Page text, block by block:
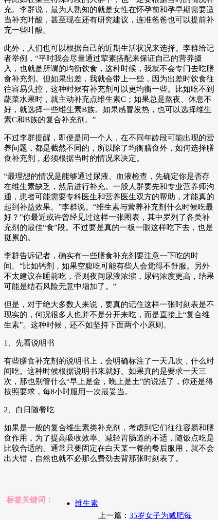
充。李群说，最为人熟知的就是女性在怀孕前和孕早期需要适
当补充叶酸，甚至现在还有研究建议，连准爸爸也可以提前补
充一些叶酸。
此外，人们也可以根据自己的近期生活状况来选择。李群给记
者举例，“平时我会尽量通过荤素搭配来保证自己的营养摄
入，也就是所谓的均衡饮食，这种时候，我就不会专门去吃膳
食补充剂。但如果出差，我就会带上一些，因为出差时饮食往
往容易失控，这种时候有补充剂可以更均衡一些。比如吃不到
蔬菜水果时，就主动补充点维生素C；如果总是熬夜、休息不
好，就选择一些维生素B族。如果感冒发热，也可以选择维生
素C和B族的复合补充剂。”
不过李群提醒，即便是同一个人，在不同年龄段可能出现的营
养问题，都是截然不同的，所以除了均衡膳食外，如何选择膳
食补充剂，必须根据当时的情况来决定。
“最理想的情况是能够通过尿液、血液检查，先确定你是否存
在维生素缺乏，然后进行补充。一般人群要先和专业营养师沟
通，患者可能需要专科医生和营养医生双方的帮助，才能真的
起到补益效果。”李群说。“维生素与营养补充剂什么时候吃最
好？”你最近或许曾经见过这样一张图表，其中罗列了各类补
充剂的最佳“食”段。不过要是真的一板一眼这样吃下去，也是
挺累的。
李群告诉记者，确实有一些膳食补充剂要注意一下吃的时
间。“比如钙剂，如果空腹吃可能有些人会觉得不舒服。另外
不太建议在睡前吃，否则夜间尿液浓缩，尿钙浓度更高，结果
可能是结石风险无意中增加了。”
但是，对于绝大多数人来说，要真的记住这样一张时刻表是不
现实的，何况很多人也并不是分开来吃，而是直接上“复合维
生素”。这种时候，还不如坚持下面两个小原则。
1、先看说明书
有些膳食补充剂的说明书上，会明确标注了一天几次，什么时
间吃。这种时候根据说明书来就好。如果真的是要求一天三
次，那也别管什么“早上是金，晚上是土”的说法了，你还是得
按照要求，每8小时服用一次最妥当。
2、白日随餐吃
如果是一般的复合维生素类补充剂，考虑到它们往往容易和膳
食作用，为了提高吸收效率、减轻胃肠道的不适，随饭点吃是
比较合适的。通常只要固定在白天某一餐的餐后服用，就不会
出大错，自然也就不必那么费劲去背那张时刻表了。
标签关键词：
维生素
上一篇： 35岁女子为减肥每